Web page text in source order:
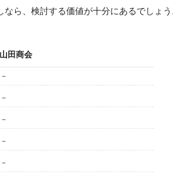
なら、検討する価値が十分にあるでしょう
田商会
－
－
－
－
－